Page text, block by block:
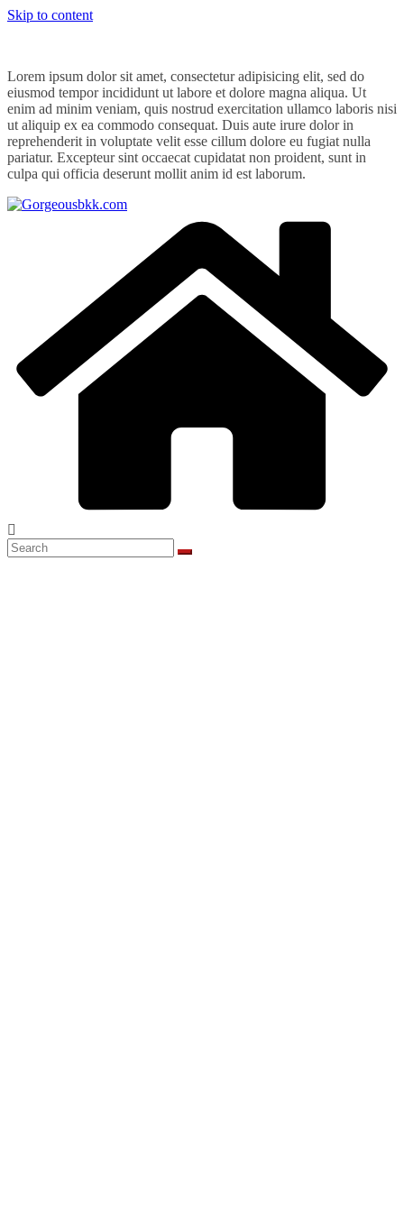
Skip to content
Lorem ipsum dolor sit amet, consectetur adipisicing elit, sed do
eiusmod tempor incididunt ut labore et dolore magna aliqua. Ut
enim ad minim veniam, quis nostrud exercitation ullamco laboris nisi
ut aliquip ex ea commodo consequat. Duis aute irure dolor in
reprehenderit in voluptate velit esse cillum dolore eu fugiat nulla
pariatur. Excepteur sint occaecat cupidatat non proident, sunt in
culpa qui officia deserunt mollit anim id est laborum.